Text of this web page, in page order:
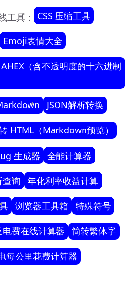
工具： CSS 压缩工具
Emoji表情大全
（含不透明度的十六进制
JSON解析转换
HTML（Markdown预览）
生成器 全能计算器
查询 年化利率收益计算
浏览器工具箱 特殊符号
费在线计算器 简转繁体字
每公里花费计算器